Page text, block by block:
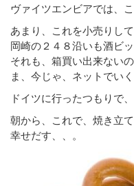
ヴァイツエンビアでは、
あまり、これを小売りし
岡崎の２４８沿いも酒ビッ
それも、箱買い出来ない
ま、今じゃ、ネットでい
ドイツに行ったつもりで、
朝から、これで、焼き立
幸せだす、、。